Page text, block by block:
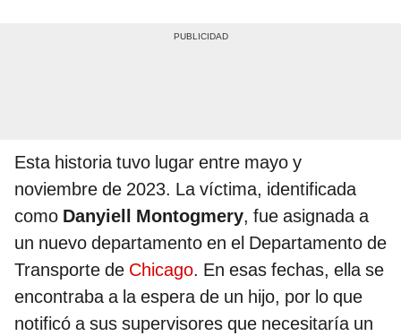
Esta historia tuvo lugar entre mayo y
noviembre de 2023. La víctima, identificada
como Danyiell Montogmery, fue asignada a
un nuevo departamento en el Departamento de
Transporte de Chicago. En esas fechas, ella se
encontraba a la espera de un hijo, por lo que
notificó a sus supervisores que necesitaría un